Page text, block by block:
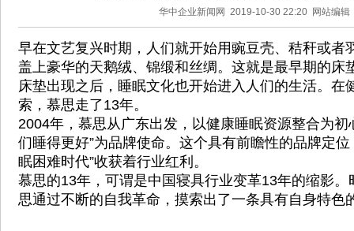
华中企业新闻网 2019-10-30 22:20 网站编辑
早在文艺复兴时期，人们就开始用豌豆壳、秸秆或者
盖上豪华的天鹅绒、锦缎和丝绸。这就是最早期的床
床垫出现之后，睡眠文化也开始进入人们的生活。在
索，慕思走了13年。
2004年，慕思从广东出发，以健康睡眠资源整合为初
们睡得更好”为品牌使命。这个具有前瞻性的品牌定
眠困难时代”收获着行业红利。
慕思的13年，可谓是中国寝具行业变革13年的缩影
思通过不断的自我革命，摸索出了一条具有自身特色